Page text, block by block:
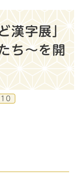
漢字展」
ち～を開